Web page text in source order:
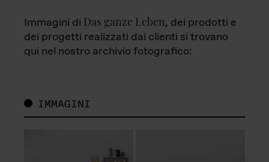
Immagini di Das ganze Leben, dei prodotti e
dei progetti realizzati dai clienti si trovano
qui nel nostro archivio fotografico:
IMMAGINI